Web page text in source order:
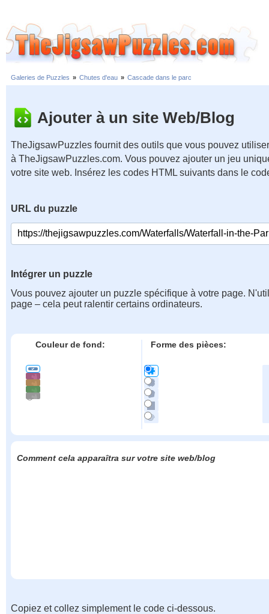
Galeries de Puzzles » Chutes d'eau » Cascade dans le parc
Ajouter à un site Web/Blog
TheJigsawPuzzles fournit des outils que vous pouvez
à TheJigsawPuzzles.com. Vous pouvez ajouter un jeu
votre site web. Insérez les codes HTML suivants dans le
URL du puzzle
Intégrer un puzzle
Vous pouvez ajouter un puzzle spécifique à votre page.
page – cela peut ralentir certains ordinateurs.
Couleur de fond: Forme des pièces:
Comment cela apparaîtra sur votre site web/blog
Copiez et collez simplement le code ci-dessous.